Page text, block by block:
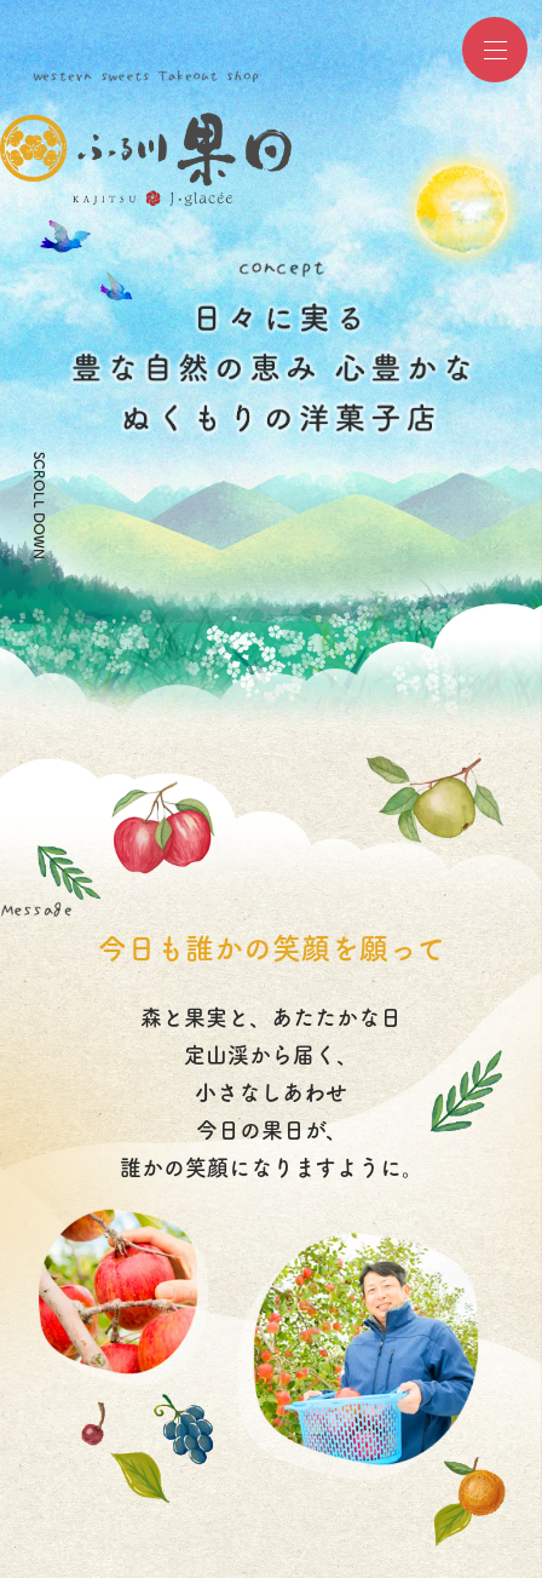
SCROLL DOWN
今日も誰かの笑顔を願って
森と果実と、あたたかな日
定山渓から届く、
小さなしあわせ
今日の果日が、
誰かの笑顔になりますように。